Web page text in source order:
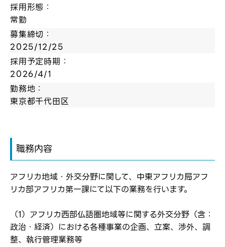
採用形態：
常勤
募集締切：
2025/12/25
採用予定時期：
2026/4/1
勤務地：
東京都千代田区
職務内容
アフリカ地域・外交分野に関して、中東アフリカ局アフ
リカ部アフリカ第一課にて以下の業務を行います。
（1）アフリカ西部仏語圏地域等に関する外交分野（含：
政治・経済）における各種事業の企画、立案、渉外、調
整、執行管理業務等